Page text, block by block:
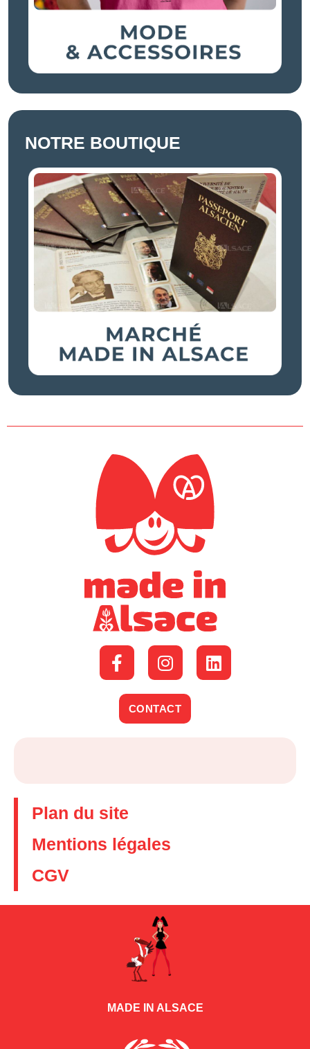
NOTRE BOUTIQUE
CONTACT
Plan du site
Mentions légales
CGV
MADE IN ALSACE